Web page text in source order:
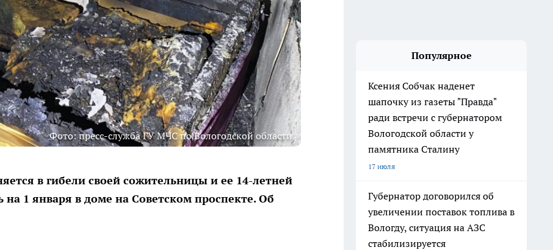
Фото: пресс-служба ГУ МЧС по Вологодской области
в гибели своей сожительницы и ее 14-летней
1 января в доме на Советском проспекте. Об
Популярное
Ксения Собчак наденет
шапочку из газеты "Правда"
ради встречи с губернатором
Вологодской области у
памятника Сталину
17 июля
Губернатор договорился об
увеличении поставок топлива в
Вологду, ситуация на АЗС
стабилизируется